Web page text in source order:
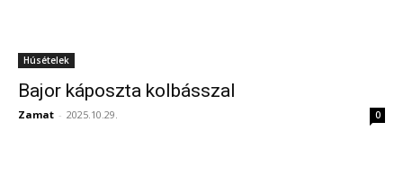
Húsételek
Bajor káposzta kolbásszal
Zamat - 2025.10.29. 0